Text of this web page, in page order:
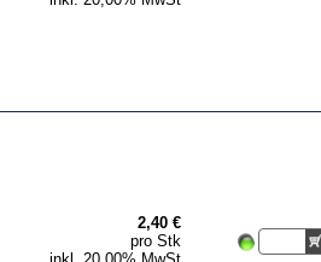
2,40 €
pro Stk